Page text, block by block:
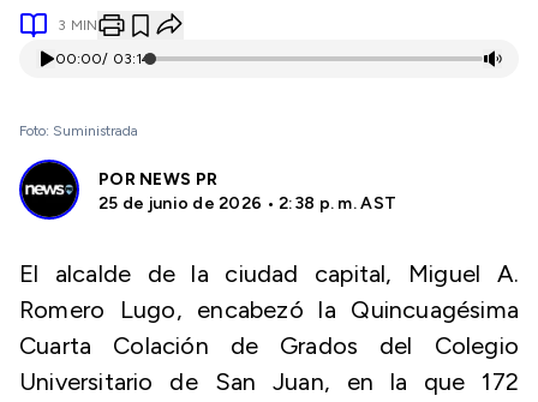
3 MIN
00:00/ 03:14
Foto: Suministrada
POR NEWS PR
25 de junio de 2026 • 2:38 p. m. AST
El alcalde de la ciudad capital, Miguel A.
Romero Lugo, encabezó la Quincuagésima
Cuarta Colación de Grados del Colegio
Universitario de San Juan, en la que 172